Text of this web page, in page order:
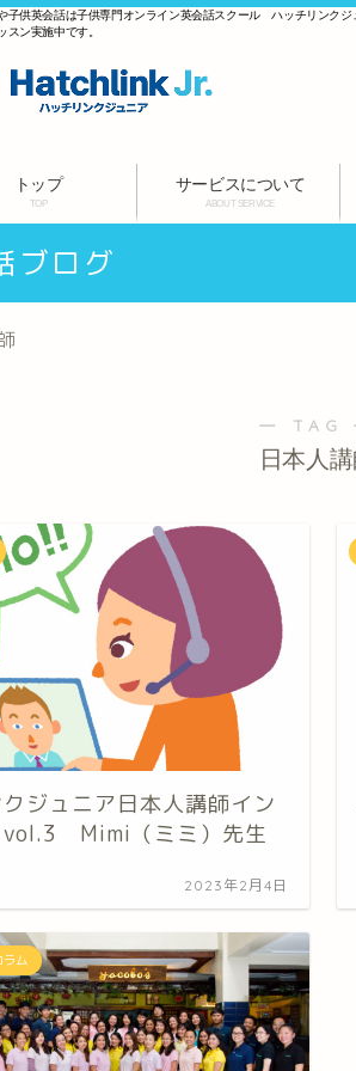
子供英会話は子供専門オンライン英会話スクール ハッチリンクジ
スン実施中です。
トップ
TOP
サービスについて
ABOUT SERVICE
ブログ
― TAG
日本人
ジュニア日本人講師イン
Mimi（ミミ）先生
2023年2月4日
ラム